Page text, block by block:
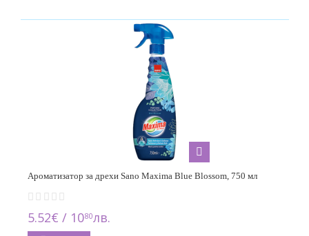
Ароматизатор за дрехи Sano Maxima Blue Blossom, 750 мл
5.52€ / 1080лв.